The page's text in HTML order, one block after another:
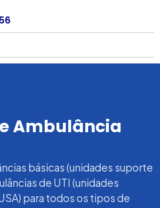
Ambulância
básicas (unidades suporte
de UTI (unidades
para todos os tipos de